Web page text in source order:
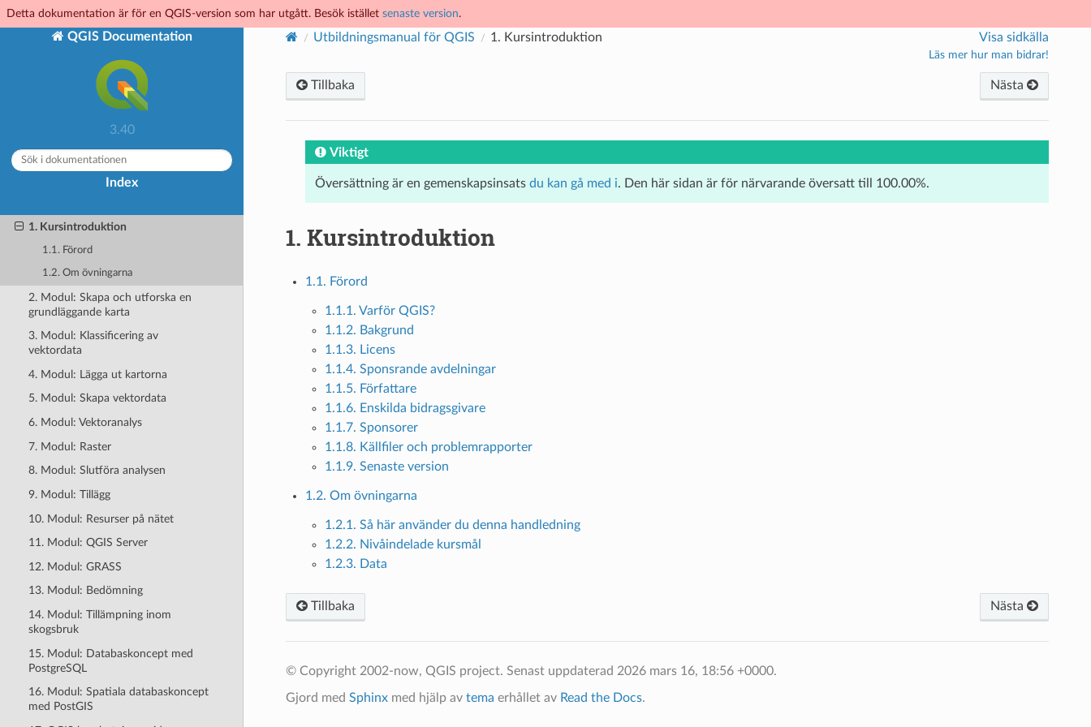
Detta dokumentation är för en QGIS-version som har utgått. Besök istället senaste version.
QGIS Documentation
3.40
Index
Funktioner
Hjälp and support
Efterlevnad av licenser
användarhandbok/manual (QGIS 3.40)
QGIS Server Guide/Manual (QGIS 3.40)
1. Kursintroduktion
1.1. Förord
1.2. Om övningarna
2. Modul: Skapa och utforska en
grundläggande karta
3. Modul: Klassificering av
vektordata
4. Modul: Lägga ut kartorna
5. Modul: Skapa vektordata
6. Modul: Vektoranalys
7. Modul: Raster
8. Modul: Slutföra analysen
9. Modul: Tillägg
10. Modul: Resurser på nätet
11. Modul: QGIS Server
12. Modul: GRASS
13. Modul: Bedömning
14. Modul: Tillämpning inom
skogsbruk
15. Modul: Databaskoncept med
PostgreSQL
16. Modul: Spatiala databaskoncept
med PostGIS
Utbildningsmanual för QGIS 1. Kursintroduktion Visa sidkälla
Läs mer hur man bidrar!
Tillbaka Nästa
Viktigt
Översättning är en gemenskapsinsats du kan gå med i. Den här sidan är för närvarande översatt till 100.00%.
1. Kursintroduktion
1.1. Förord
1.1.1. Varför QGIS?
1.1.2. Bakgrund
1.1.3. Licens
1.1.4. Sponsrande avdelningar
1.1.5. Författare
1.1.6. Enskilda bidragsgivare
1.1.7. Sponsorer
1.1.8. Källfiler och problemrapporter
1.1.9. Senaste version
1.2. Om övningarna
1.2.1. Så här använder du denna handledning
1.2.2. Nivåindelade kursmål
1.2.3. Data
Tillbaka Nästa
© Copyright 2002-now, QGIS project. Senast uppdaterad 2026 mars 16, 18:56 +0000.
Gjord med Sphinxmed hjälp av tema erhållet av Read the Docs.